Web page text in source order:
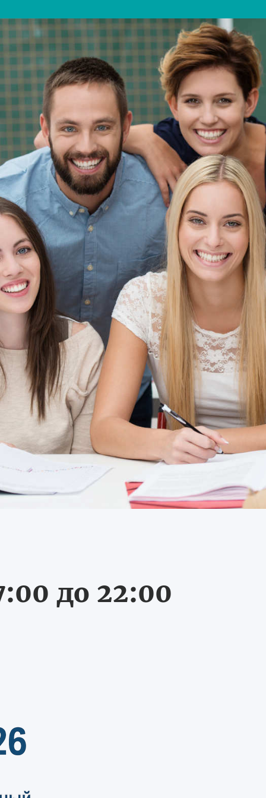
до 22:00